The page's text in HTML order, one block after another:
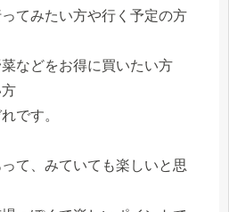
てみたい方や行く予定の方
などをお得に買いたい方
です。
て、みていても楽しいと思